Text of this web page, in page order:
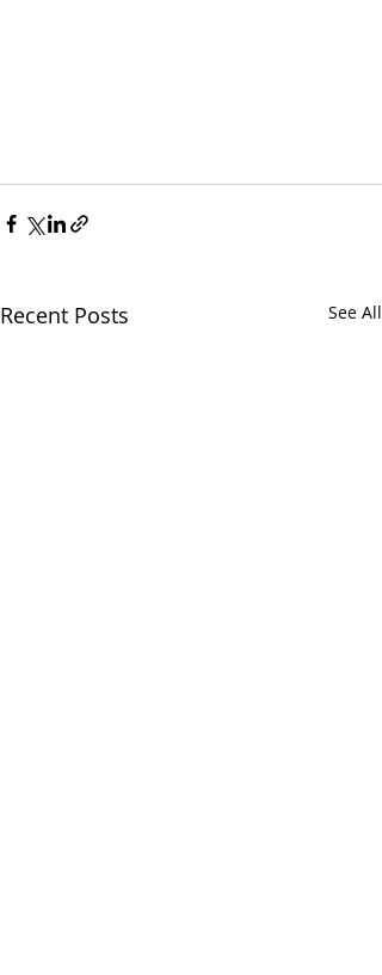
Recent Posts See All